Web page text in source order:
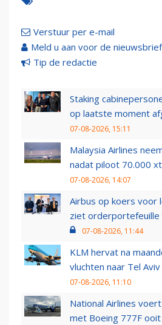
Verstuur per e-mail
Meld u aan voor de nieuwsbrief
Tip de redactie
Staking
op laatste moment
07-08-2026, 15:11
Malaysia Airlines
nadat piloot 70.000
07-08-2026, 14:07
Airbus op koers voor
ziet
07-08-2026, 11:44
KLM hervat na
vluchten naar Tel Aviv
07-08-2026, 11:10
National Airlines
met Boeing 777F